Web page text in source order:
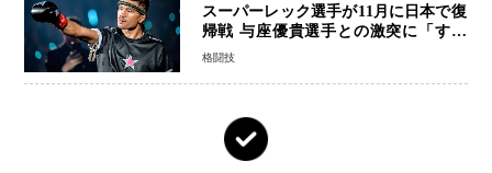
スーパーレック選手が11月に日本で復
帰戦 与座優貴選手との激突に「すべ
ての技術を見せたい」
格闘技